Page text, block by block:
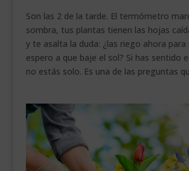
Son las 2 de la tarde. El termómetro
sombra, tus plantas tienen las hojas
y te asalta la duda: ¿las riego ahora para
espero a que baje el sol? Si has sentido
no estás solo. Es una de las preguntas